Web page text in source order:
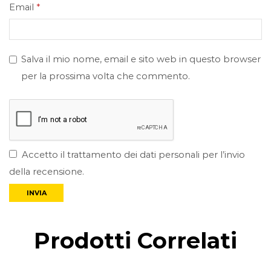
Email *
Salva il mio nome, email e sito web in questo browser
per la prossima volta che commento.
Accetto il trattamento dei dati personali per l’invio
della recensione.
Prodotti Correlati